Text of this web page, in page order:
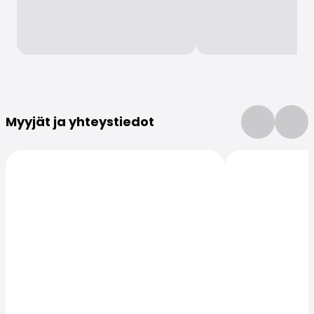
Myyjät ja yhteystiedot